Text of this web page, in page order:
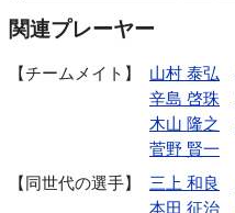
関連プレーヤー
チームメイト 山村 泰弘
辛島 啓珠
木山 隆之
菅野 賢一
同世代の選手
三上 和良
本田 征治